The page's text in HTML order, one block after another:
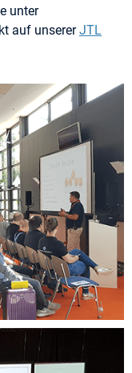
unter
auf unsererJTL